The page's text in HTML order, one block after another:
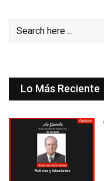
Lo Más Reciente